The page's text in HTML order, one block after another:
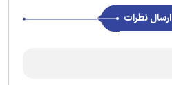
ارسال نظرات